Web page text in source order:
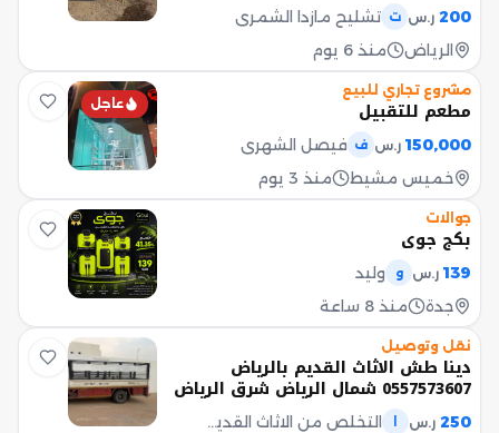
200 ر.س ت تشليح مازدا الشمري
الرياض
منذ 6 يوم
عاجل
مشروع تجاري للبيع
مطعم للتقبيل
150,000 ر.س ف فيصل الشهري
خميس مشيط
منذ 3 يوم
جوالات
بكج جوي
139 ر.س و
وليد
جدة
منذ 8 ساعة
نقل وتوصيل
دينا طش الاثاث القديم بالرياض
0557573607 شمال الرياض شرق الرياض
غرب الرياض جنوب
250 ر.س
التخلص من الاثاث القديم بالرياض 0557573607